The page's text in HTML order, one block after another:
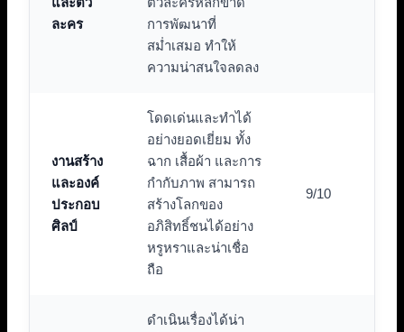
ละคร
การพัฒนาที่
สม่ำเสมอ ทำให้
ความน่าสนใจลดลง
งานสร้าง
และองค์
ประกอบ
ศิลป์
โดดเด่นและทำได้
อย่างยอดเยี่ยม ทั้ง
ฉาก เสื้อผ้า และการ
กำกับภาพ สามารถ
สร้างโลกของ
อภิสิทธิ์ชนได้อย่าง
หรูหราและน่าเชื่อ
ถือ
9/10
ดำเนินเรื่องได้น่า